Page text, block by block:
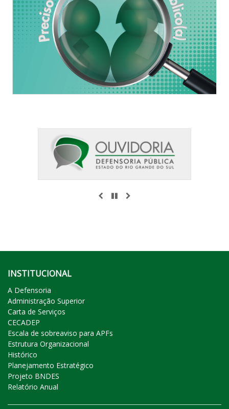
ANTERIOR
PAUSAR
INSTITUCIONAL
A Defensoria
Administração Superior
Carta de Serviços
CECADEP
Escala de sobreaviso para APFs
Estrutura Organizacional
Histórico
Planejamento Estratégico
Projeto BNDES
Relatório Anual